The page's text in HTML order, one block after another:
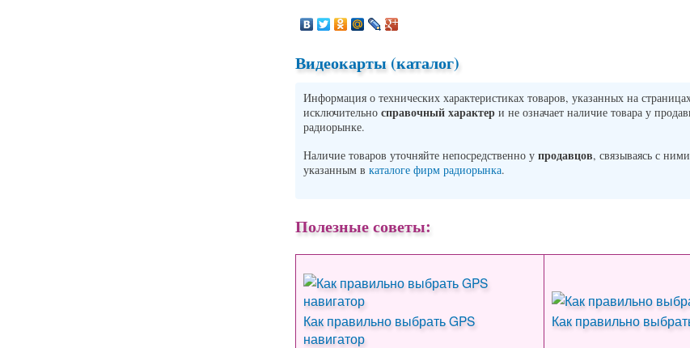
Видеокарты (каталог)
Информация о технических характеристиках товаров, указанных на
исключительно справочный характери не означает наличие товара у
радиорынке.
Наличие товаров уточняйте непосредственно у продавцов, связываясь с
указанным в каталоге фирм радиорынка.
Полезные советы:
Как правильно выбрать GPS
навигатор
Как правильно